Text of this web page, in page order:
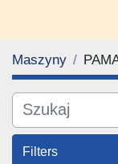
Maszyny
Filters